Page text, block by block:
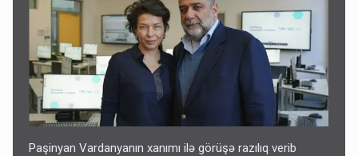
Paşinyan Vardanyanın xanımı ilə görüşə razılıq verib